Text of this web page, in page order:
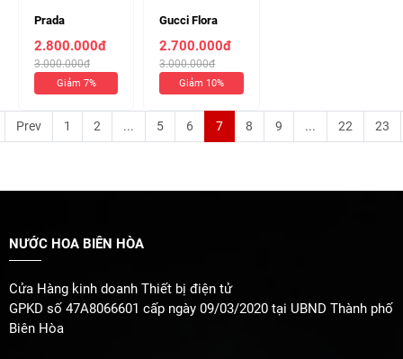
Prada
PARADOXE EDP
90ml ( Chiết
10ml 360k )
2.800.000đ
3.000.000đ
Giảm 7%
Gucci Flora
Gorgeous
Magnolia EDP
100ml (Chiết
10ml 320k)
2.700.000đ
3.000.000đ
Giảm 10%
Prev 1 2 ... 5 6 7 8 9 ... 22 23
NƯỚC HOA BIÊN HÒA
Cửa Hàng kinh doanh Thiết bị điện tử
GPKD số 47A8066601 cấp ngày 09/03/2020 tại UBND Thành phố
Biên Hòa